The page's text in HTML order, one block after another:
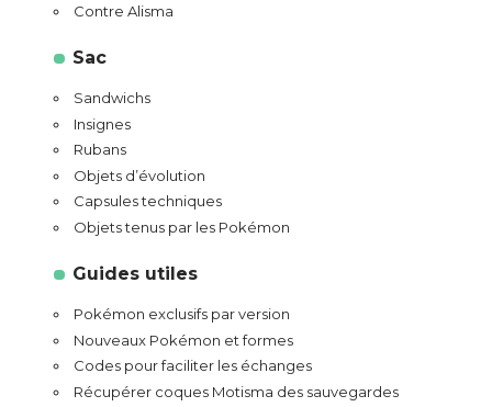
Contre Alisma
Sac
Sandwichs
Insignes
Rubans
Objets d’évolution
Capsules techniques
Objets tenus par les Pokémon
Guides utiles
Pokémon exclusifs par version
Nouveaux Pokémon et formes
Codes pour faciliter les échanges
Récupérer coques Motisma des sauvegardes